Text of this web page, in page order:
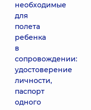
необходимые
для
полета
ребенка
в
сопровождении:
удостоверение
личности,
паспорт
одного